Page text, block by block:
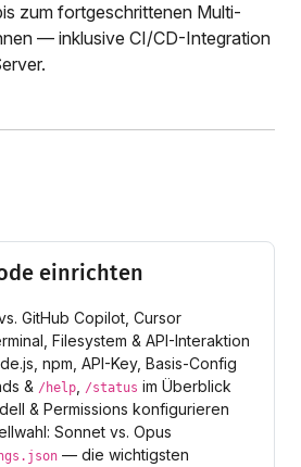
zum fortgeschrittenen Multi-
— inklusive CI/CD-Integration
einrichten
GitHub Copilot, Cursor
Filesystem & API-Interaktion
npm, API-Key, Basis-Config
& /help /status im Überblick
& Permissions konfigurieren
Sonnet vs. Opus
— die wichtigsten